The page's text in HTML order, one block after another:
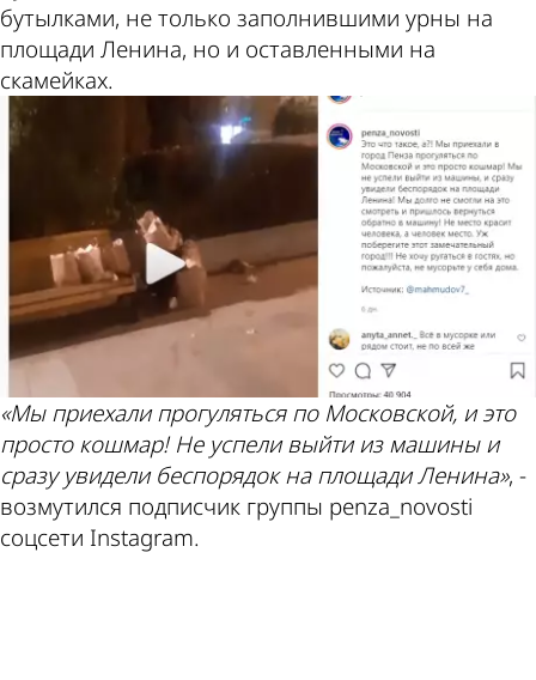
бутылками, не только заполнившими урны на
площади Ленина, но и оставленными на
скамейках.
«Мы приехали прогуляться по Московской, и это
просто кошмар! Не успели выйти из машины и
сразу увидели беспорядок на площади Ленина», -
возмутился подписчик группы penza_novosti
соцсети Instagram.